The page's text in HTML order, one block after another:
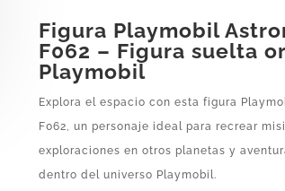
Figura Playmobil
F062 – Figura suelta
Playmobil
Explora el espacio con esta figura
F062, un personaje ideal para recrear
exploraciones en otros planetas y
dentro del universo Playmobil.